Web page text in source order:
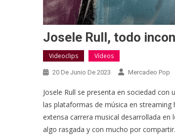
Josele Rull, todo
Videoclips Vídeos
20 De Junio De 2023 Mercadeo Pop
Josele Rull se presenta en sociedad con
las plataformas de música en
extensa carrera musical desarrollada
algo rasgada y con mucho por compartir.